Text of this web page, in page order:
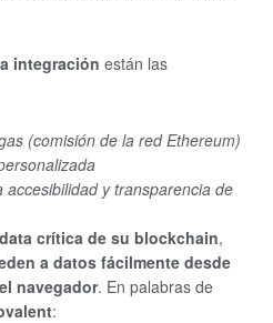
integración están las
(comisión de la red Ethereum)
y transparencia de
crítica de su blockchain,
a datos fácilmente desde
navegador. En palabras de
: